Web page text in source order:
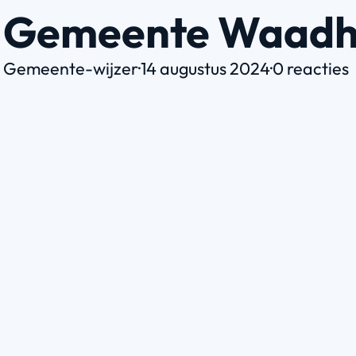
Gemeente
Gemeente-wijzer·14 augustus 2024·0 reacties